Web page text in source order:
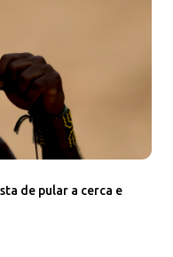
de pular a cerca e